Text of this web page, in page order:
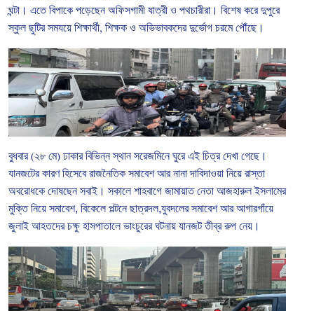
ঘন্টা। এতে বিপাকে পড়েছেন অফিসগামী যাত্রী ও পথচারীরা। বিশেষ করে দুপুরে
স্কুল ছুটির সমযয়ে শিক্ষার্থী, শিক্ষক ও অভিভাবকদের দুর্ভোগ চরমে পৌঁছে।
বুধবার(২৮ মে) ঢাকার বিভিন্ন স্থান সরেজমিনে ঘুরে এই চিত্র দেখা গেছে।
যানজটের কারণ হিসেবে রাজনৈতিক সমাবেশ আর নানা দাবিদাওয়া নিয়ে রাস্তা
অবরোধকে দোষছেন সবাই। সকালে শাহবাগে জামায়াত নেতা আজহারুল ইসলামের
মুক্তি নিয়ে সমাবেশ, বিকেলে পল্টনে ছাত্রদল,যুবদলের সমাবেশ আর আগারগাঁয়ে
জুলাই আহতদের চক্ষু হাসপাতালে ভাংচুরের ঘটনায় যানজট তীব্র রুপ নেয়।